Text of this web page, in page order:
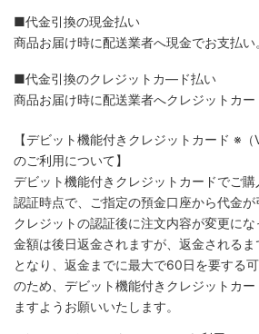
■代金引換の現金払い
商品お届け時に配送業者へ現金でお支払い
■代金引換のクレジットカ―ド払い
商品お届け時に配送業者へクレジットカー
【デビット機能付きクレジットカード ※（
のご利用について】
デビット機能付きクレジットカードでご
認証時点で、ご指定の預金口座から代金が
クレジットの認証後に注文内容が変更に
金額は後日返金されますが、返金される
となり、返金までに最大で60日を要する
のため、デビット機能付きクレジットカ
ますようお願いいたします。